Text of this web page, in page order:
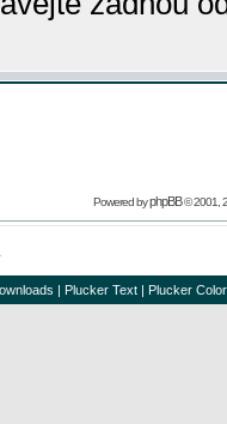
Powered byphpBB© 2001,
| Plucker Text | Plucker Color